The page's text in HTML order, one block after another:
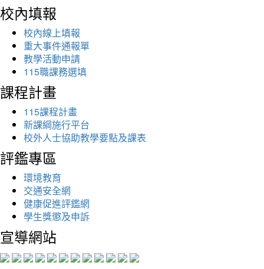
校內填報
校內線上填報
重大事件通報單
教學活動申請
115職課務選填
課程計畫
115課程計畫
新課綱施行平台
校外人士協助教學要點及課表
評鑑專區
環境教育
交通安全網
健康促進評鑑網
學生獎懲及申訴
宣導網站